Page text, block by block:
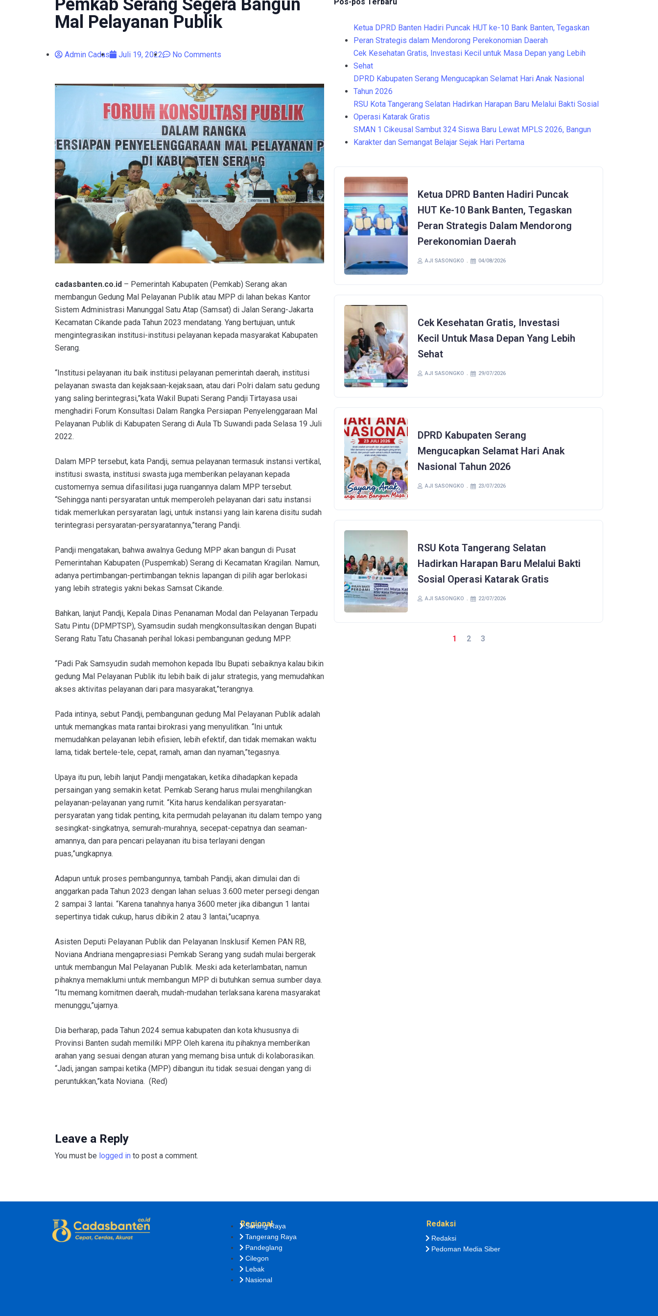
Pemkab Serang Segera Bangun
Mal Pelayanan Publik
Admin Cadas Juli 19, 2022 No Comments
cadasbanten.co.id – Pemerintah Kabupaten (Pemkab) Serang akan
membangun Gedung Mal Pelayanan Publik atau MPP di lahan bekas Kantor
Sistem Administrasi Manunggal Satu Atap (Samsat) di Jalan Serang-Jakarta
Kecamatan Cikande pada Tahun 2023 mendatang. Yang bertujuan, untuk
mengintegrasikan institusi-institusi pelayanan kepada masyarakat Kabupaten
Serang.
“Institusi pelayanan itu baik institusi pelayanan pemerintah daerah, institusi
pelayanan swasta dan kejaksaan-kejaksaan, atau dari Polri dalam satu gedung
yang saling berintegrasi,”kata Wakil Bupati Serang Pandji Tirtayasa usai
menghadiri Forum Konsultasi Dalam Rangka Persiapan Penyelenggaraan Mal
Pelayanan Publik di Kabupaten Serang di Aula Tb Suwandi pada Selasa 19 Juli
2022.
Dalam MPP tersebut, kata Pandji, semua pelayanan termasuk instansi vertikal,
institusi swasta, institusi swasta juga memberikan pelayanan kepada
customernya semua difasilitasi juga ruangannya dalam MPP tersebut.
“Sehingga nanti persyaratan untuk memperoleh pelayanan dari satu instansi
tidak memerlukan persyaratan lagi, untuk instansi yang lain karena disitu sudah
terintegrasi persyaratan-persyaratannya,”terang Pandji.
Pandji mengatakan, bahwa awalnya Gedung MPP akan bangun di Pusat
Pemerintahan Kabupaten (Puspemkab) Serang di Kecamatan Kragilan. Namun,
adanya pertimbangan-pertimbangan teknis lapangan di pilih agar berlokasi
yang lebih strategis yakni bekas Samsat Cikande.
Bahkan, lanjut Pandji, Kepala Dinas Penanaman Modal dan Pelayanan Terpadu
Satu Pintu (DPMPTSP), Syamsudin sudah mengkonsultasikan dengan Bupati
Serang Ratu Tatu Chasanah perihal lokasi pembangunan gedung MPP.
“Padi Pak Samsyudin sudah memohon kepada Ibu Bupati sebaiknya kalau bikin
gedung Mal Pelayanan Publik itu lebih baik di jalur strategis, yang memudahkan
akses aktivitas pelayanan dari para masyarakat,”terangnya.
Pada intinya, sebut Pandji, pembangunan gedung Mal Pelayanan Publik adalah
untuk memangkas mata rantai birokrasi yang menyulitkan. “Ini untuk
memudahkan pelayanan lebih efisien, lebih efektif, dan tidak memakan waktu
lama, tidak bertele-tele, cepat, ramah, aman dan nyaman,”tegasnya.
Upaya itu pun, lebih lanjut Pandji mengatakan, ketika dihadapkan kepada
persaingan yang semakin ketat. Pemkab Serang harus mulai menghilangkan
pelayanan-pelayanan yang rumit. “Kita harus kendalikan persyaratan-
persyaratan yang tidak penting, kita permudah pelayanan itu dalam tempo yang
sesingkat-singkatnya, semurah-murahnya, secepat-cepatnya dan seaman-
amannya, dan para pencari pelayanan itu bisa terlayani dengan
puas,”ungkapnya.
Adapun untuk proses pembangunnya, tambah Pandji, akan dimulai dan di
anggarkan pada Tahun 2023 dengan lahan seluas 3.600 meter persegi dengan
2 sampai 3 lantai. “Karena tanahnya hanya 3600 meter jika dibangun 1 lantai
sepertinya tidak cukup, harus dibikin 2 atau 3 lantai,”ucapnya.
Asisten Deputi Pelayanan Publik dan Pelayanan Insklusif Kemen PAN RB,
Noviana Andriana mengapresiasi Pemkab Serang yang sudah mulai bergerak
untuk membangun Mal Pelayanan Publik. Meski ada keterlambatan, namun
pihaknya memaklumi untuk membangun MPP di butuhkan semua sumber daya.
“Itu memang komitmen daerah, mudah-mudahan terlaksana karena masyarakat
menunggu,”ujarnya.
Dia berharap, pada Tahun 2024 semua kabupaten dan kota khususnya di
Provinsi Banten sudah memiliki MPP. Oleh karena itu pihaknya memberikan
arahan yang sesuai dengan aturan yang memang bisa untuk di kolaborasikan.
“Jadi, jangan sampai ketika (MPP) dibangun itu tidak sesuai dengan yang di
peruntukkan,”kata Noviana. (Red)
Leave a Reply
You must be logged in to post a comment.
Pos-pos Terbaru
Ketua DPRD Banten Hadiri Puncak HUT ke-10 Bank Banten, Tegaskan
Peran Strategis dalam Mendorong Perekonomian Daerah
Cek Kesehatan Gratis, Investasi Kecil untuk Masa Depan yang Lebih
Sehat
DPRD Kabupaten Serang Mengucapkan Selamat Hari Anak Nasional
Tahun 2026
RSU Kota Tangerang Selatan Hadirkan Harapan Baru Melalui Bakti Sosial
Operasi Katarak Gratis
SMAN 1 Cikeusal Sambut 324 Siswa Baru Lewat MPLS 2026, Bangun
Karakter dan Semangat Belajar Sejak Hari Pertama
Ketua DPRD Banten Hadiri Puncak
HUT Ke-10 Bank Banten, Tegaskan
Peran Strategis Dalam Mendorong
Perekonomian Daerah
AJI SASONGKO 04/08/2026
Cek Kesehatan Gratis, Investasi
Kecil Untuk Masa Depan Yang Lebih
Sehat
AJI SASONGKO 29/07/2026
DPRD Kabupaten Serang
Mengucapkan Selamat Hari Anak
Nasional Tahun 2026
AJI SASONGKO 23/07/2026
RSU Kota Tangerang Selatan
Hadirkan Harapan Baru Melalui Bakti
Sosial Operasi Katarak Gratis
AJI SASONGKO 22/07/2026
1 2 3
Regional
Serang Raya
Tangerang Raya
Pandeglang
Cilegon
Lebak
Nasional
Redaksi
Redaksi
Pedoman Media Siber